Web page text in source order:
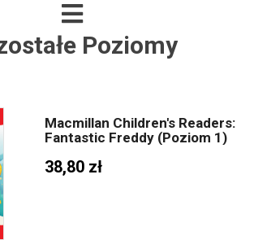
Poziomy
Macmillan Children's Readers:
Fantastic Freddy (Poziom 1)
38,80 zł